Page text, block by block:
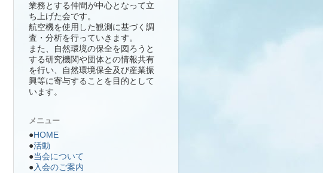
業務とする仲間が中心となって立
ち上げた会です。
航空機を使用した観測に基づく調
査・分析を行っていきます。
また、自然環境の保全を図ろうと
する研究機関や団体との情報共有
を行い、自然環境保全及び産業振
興等に寄与することを目的として
います。
メニュー
●HOME
●活動
●当会について
●入会のご案内